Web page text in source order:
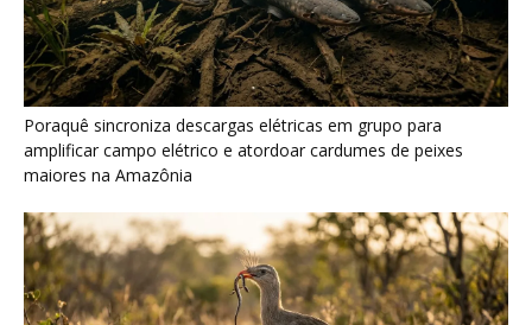
Seriema combina corridas em alta velocidade e arremessos
contra rochas para imobilizar serpentes peçonhentas no
cerrado